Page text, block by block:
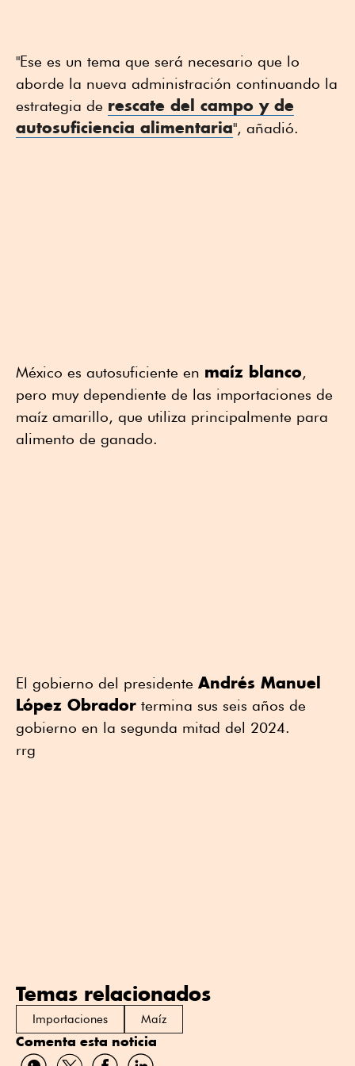
"Ese es un tema que será necesario que lo
aborde la nueva administración continuando la
estrategia de rescate del campo y de
autosuficiencia alimentaria", añadió.
México es autosuficiente en maíz blanco,
pero muy dependiente de las importaciones de
maíz amarillo, que utiliza principalmente para
alimento de ganado.
El gobierno del presidente Andrés Manuel
López Obrador termina sus seis años de
gobierno en la segunda mitad del 2024.
rrg
Temas relacionados
Importaciones Maíz
Comenta esta noticia